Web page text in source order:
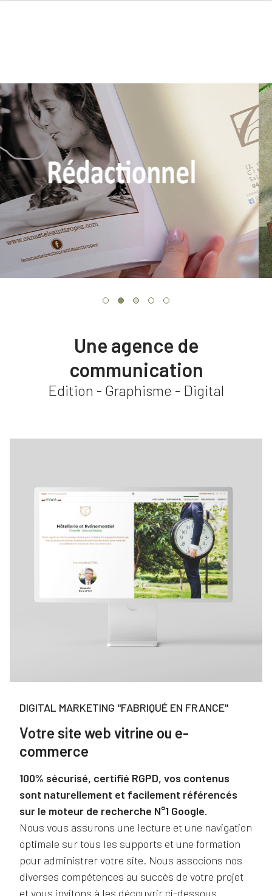
Une agence de
communication
Edition - Graphisme - Digital
DIGITAL MARKETING "FABRIQUÉ EN FRANCE"
Votre site web vitrine ou e-
commerce
100% sécurisé, certifié RGPD, vos contenus
sont naturellement et facilement référencés
sur le moteur de recherche N°1 Google.
Nous vous assurons une lecture et une navigation
optimale sur tous les supports et une formation
pour administrer votre site. Nous associons nos
diverses compétences au succès de votre projet
et vous invitons à les découvrir ci-dessous.